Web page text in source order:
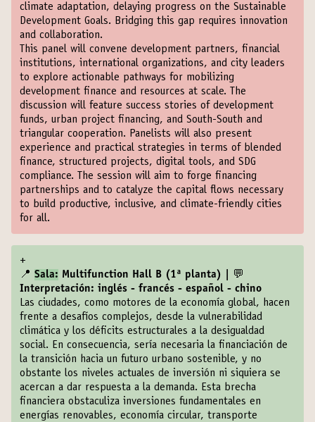
climate adaptation, delaying progress on the Sustainable
Development Goals. Bridging this gap requires innovation
and collaboration.
This panel will convene development partners, financial
institutions, international organizations, and city leaders
to explore actionable pathways for mobilizing
development finance and resources at scale. The
discussion will feature success stories of development
funds, urban project financing, and South-South and
triangular cooperation. Panelists will also present
experience and practical strategies in terms of blended
finance, structured projects, digital tools, and SDG
compliance. The session will aim to forge financing
partnerships and to catalyze the capital flows necessary
to build productive, inclusive, and climate-friendly cities
for all.
+
📍 Sala: Multifunction Hall B (1ª planta) | 💬
Interpretación: inglés - francés - español - chino
Las ciudades, como motores de la economía global, hacen
frente a desafíos complejos, desde la vulnerabilidad
climática y los déficits estructurales a la desigualdad
social. En consecuencia, sería necesaria la financiación de
la transición hacia un futuro urbano sostenible, y no
obstante los niveles actuales de inversión ni siquiera se
acercan a dar respuesta a la demanda. Esta brecha
financiera obstaculiza inversiones fundamentales en
energías renovables, economía circular, transporte